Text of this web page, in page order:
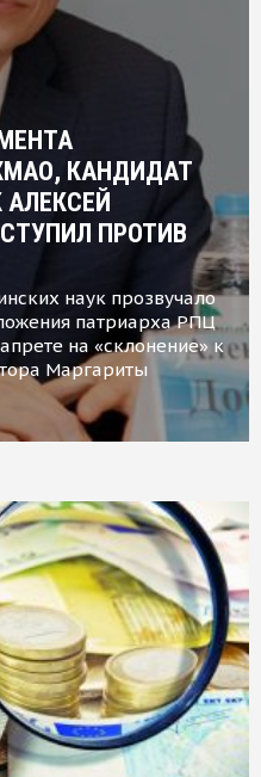
КАНДИДАТ
ПРОТИВ
наук прозвучало
патриарха РПЦ
на «склонение» к
Маргариты